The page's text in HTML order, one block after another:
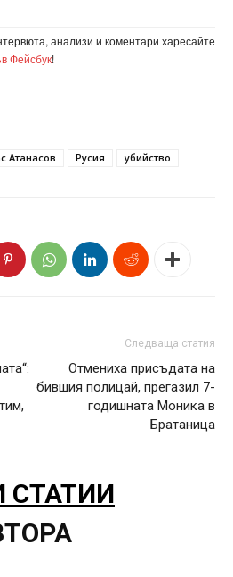
анализи и коментари харесайте
Фейсбук!
Атанасов Русия убийство
Следваща статия
Отмениха присъдата на
бившия полицай, прегазил 7-
годишната Моника в
Братаница
СТАТИИ